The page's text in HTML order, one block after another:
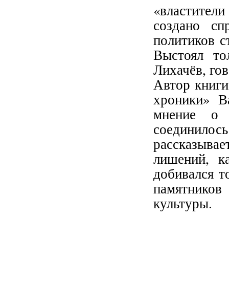
создано
политиков
Выстоял
Лихачёв,
Автор
хроники»
мнение о
лишений,
добивался
культуры.